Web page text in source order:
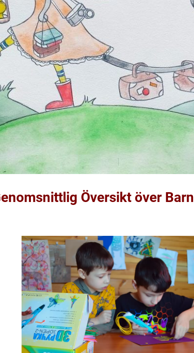
Översikt över